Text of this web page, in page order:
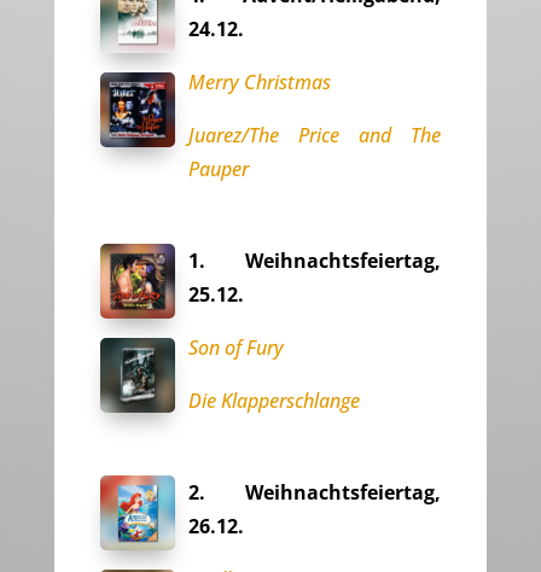
24.12.
Merry Christmas
Juarez/The Price and The
Pauper
1. Weihnachtsfeiertag,
25.12.
Son of Fury
Die Klapperschlange
2. Weihnachtsfeiertag,
26.12.